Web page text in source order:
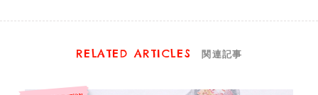
RELATED ARTICLES 関連記事